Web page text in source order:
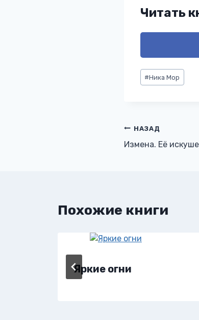
Читать
Метки
записи:
#Ника Мор
Навигация
по
НАЗАД
Измена. Её
Похожие книги
Яркие огни